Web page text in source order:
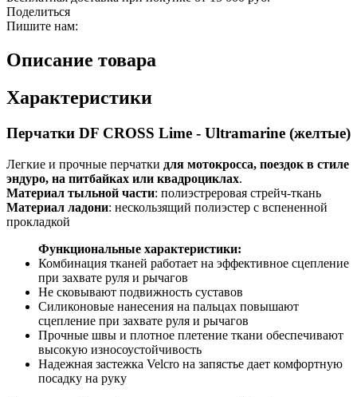
Поделиться
Пишите нам:
Описание товара
Характеристики
Перчатки DF CROSS Lime - Ultramarine (желтые)
Легкие и прочные перчатки для мотокросса, поездок в стиле
эндуро, на питбайках или квадроциклах.
Материал тыльной части: полиэстреровая стрейч-ткань
Материал ладони: нескользящий полиэстер с вспененной
прокладкой
Функциональные характеристики:
Комбинация тканей работает на эффективное сцепление
при захвате руля и рычагов
Не сковывают подвижность суставов
Силиконовые нанесения на пальцах повышают
сцепление при захвате руля и рычагов
Прочные швы и плотное плетение ткани обеспечивают
высокую износоустойчивость
Надежная застежка Velcro на запястье дает комфортную
посадку на руку